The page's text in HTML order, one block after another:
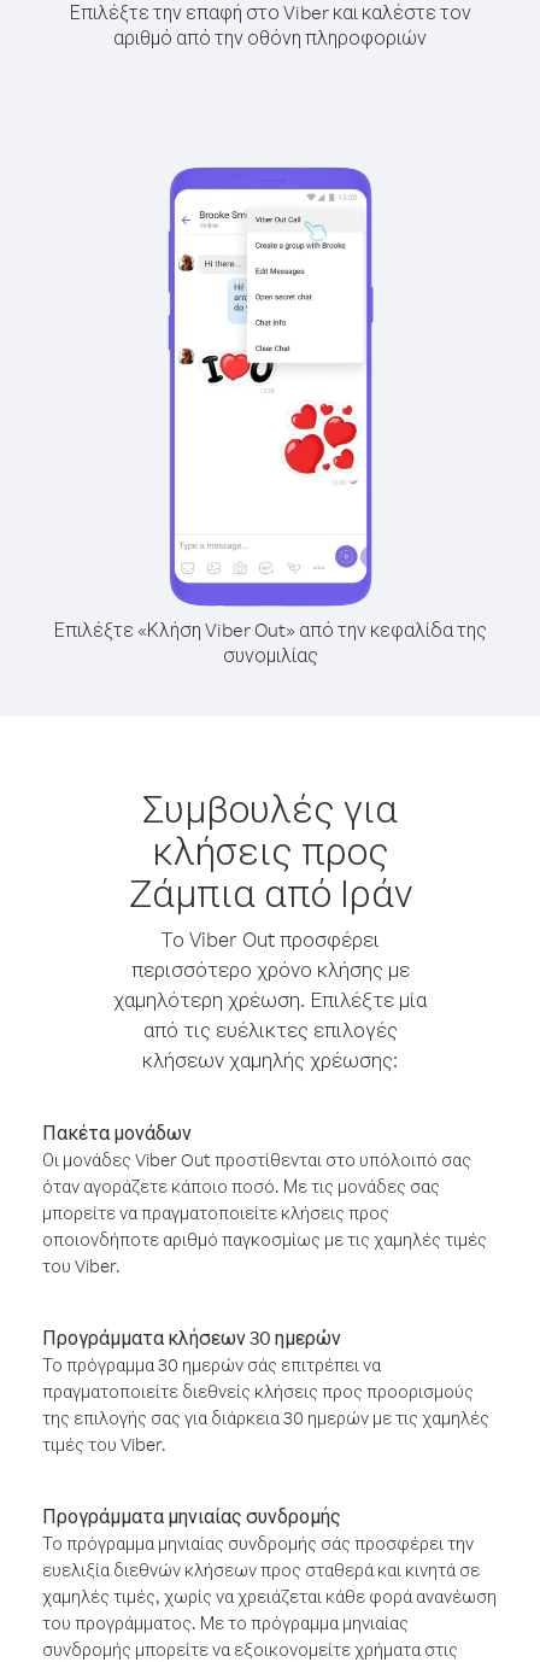
Επιλέξτε την επαφή στο Viber και καλέστε τον
αριθμό από την οθόνη πληροφοριών
Επιλέξτε «Κλήση Viber Out» από την κεφαλίδα της
συνομιλίας
Συμβουλές για
κλήσεις προς
Ζάμπια από Ιράν
Το Viber Out προσφέρει
περισσότερο χρόνο κλήσης με
χαμηλότερη χρέωση. Επιλέξτε μία
από τις ευέλικτες επιλογές
κλήσεων χαμηλής χρέωσης:
Πακέτα μονάδων
Οι μονάδες Viber Out προστίθενται στο υπόλοιπό σας
όταν αγοράζετε κάποιο ποσό. Με τις μονάδες σας
μπορείτε να πραγματοποιείτε κλήσεις προς
οποιονδήποτε αριθμό παγκοσμίως με τις χαμηλές τιμές
του Viber.
Προγράμματα κλήσεων 30 ημερών
Το πρόγραμμα 30 ημερών σάς επιτρέπει να
πραγματοποιείτε διεθνείς κλήσεις προς προορισμούς
της επιλογής σας για διάρκεια 30 ημερών με τις χαμηλές
τιμές του Viber.
Προγράμματα μηνιαίας συνδρομής
Το πρόγραμμα μηνιαίας συνδρομής σάς προσφέρει την
ευελιξία διεθνών κλήσεων προς σταθερά και κινητά σε
χαμηλές τιμές, χωρίς να χρειάζεται κάθε φορά ανανέωση
του προγράμματος. Με το πρόγραμμα μηνιαίας
συνδρομής μπορείτε να εξοικονομείτε χρήματα στις